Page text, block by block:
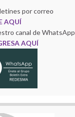
por correo
AQUÍ
canal de WhatsApp
AQUÍ